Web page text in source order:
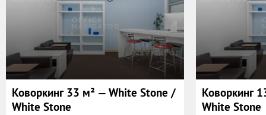
Коворкинг 33 м² — White Stone /
White Stone
Коворкинг
White Stone